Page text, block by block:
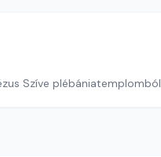
Szíve plébániatemplomból